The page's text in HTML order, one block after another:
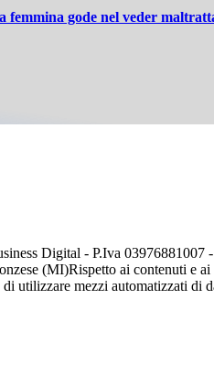
gode nel veder
Digital - P.Iva 03976881007
(MI)Rispetto ai contenuti e
utilizzare mezzi automatizzati di